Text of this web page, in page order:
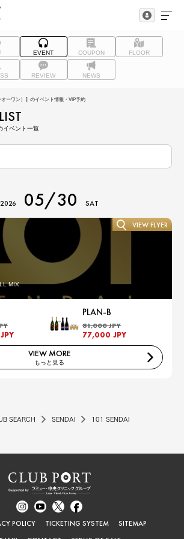
EVENT COUPON FLOOR
REVIEW NEWS
ーワン）】のイベント情報・VIP予約
イベント一覧
2026 05/30 SAT
MIX
VIEW FLYER
PLAN-B
81,000 JPY
77,000 JPY
VIEW MORE
もっと見る
SEARCH SENDAI
101 SENDAI
POLICY TICKETING SYSTEM
SITEMAP